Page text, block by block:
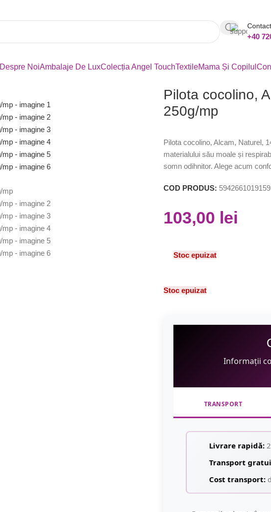
Contact
+40
Despre NoiAmbalaje De LuxColecția Angel TouchTextileMama Și Copilul
Pilota cocolino,
250g/mp
Pilota cocolino, Alcam, Naturel,
materialului său moale și
somn odihnitor. Alege acum
COD PRODUS: 5942661019159
103,00 lei
Stoc epuizat
Stoc epuizat
Informații
TRANSPORT
Livrare rapidă:
Transport
Cost transport: